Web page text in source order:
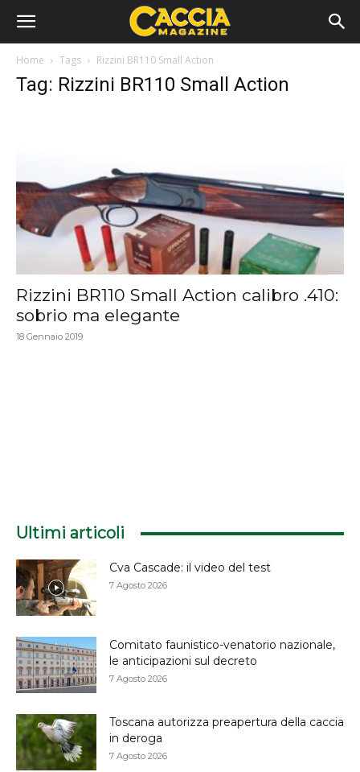
Home Tags Rizzini BR110 Small Action
Tag: Rizzini BR110 Small Action
Rizzini BR110 Small Action calibro .410:
sobrio ma elegante
18 Gennaio 2019
Ultimi articoli
Cva Cascade: il video del test
7 Agosto 2026
Comitato faunistico-venatorio nazionale,
le anticipazioni sul decreto
7 Agosto 2026
Toscana autorizza preapertura della caccia
in deroga
7 Agosto 2026